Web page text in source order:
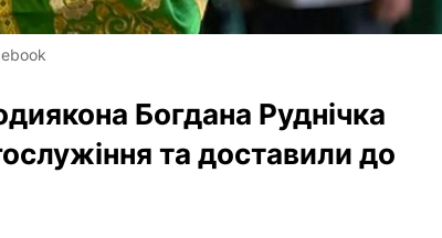
Богдана Руднічка
та доставили до